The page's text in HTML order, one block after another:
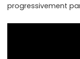
progressivement